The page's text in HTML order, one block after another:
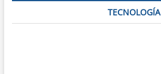
TECNOLOGÍA